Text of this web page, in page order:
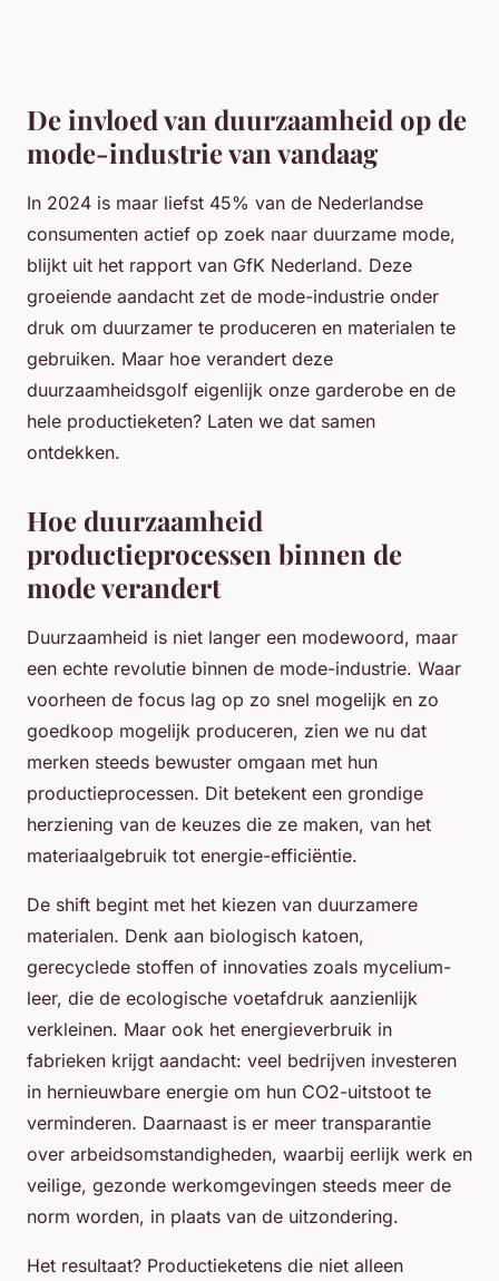
De invloed van duurzaamheid op de
mode-industrie van vandaag
In 2024 is maar liefst 45% van de Nederlandse
consumenten actief op zoek naar duurzame mode,
blijkt uit het rapport van GfK Nederland. Deze
groeiende aandacht zet de mode-industrie onder
druk om duurzamer te produceren en materialen te
gebruiken. Maar hoe verandert deze
duurzaamheidsgolf eigenlijk onze garderobe en de
hele productieketen? Laten we dat samen
ontdekken.
Hoe duurzaamheid
productieprocessen binnen de
mode verandert
Duurzaamheid is niet langer een modewoord, maar
een echte revolutie binnen de mode-industrie. Waar
voorheen de focus lag op zo snel mogelijk en zo
goedkoop mogelijk produceren, zien we nu dat
merken steeds bewuster omgaan met hun
productieprocessen. Dit betekent een grondige
herziening van de keuzes die ze maken, van het
materiaalgebruik tot energie-efficiëntie.
De shift begint met het kiezen van duurzamere
materialen. Denk aan biologisch katoen,
gerecyclede stoffen of innovaties zoals mycelium-
leer, die de ecologische voetafdruk aanzienlijk
verkleinen. Maar ook het energieverbruik in
fabrieken krijgt aandacht: veel bedrijven investeren
in hernieuwbare energie om hun CO2-uitstoot te
verminderen. Daarnaast is er meer transparantie
over arbeidsomstandigheden, waarbij eerlijk werk en
veilige, gezonde werkomgevingen steeds meer de
norm worden, in plaats van de uitzondering.
Het resultaat? Productieketens die niet alleen